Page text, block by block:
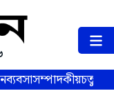
ব্যবসাসম্পাদকীয়